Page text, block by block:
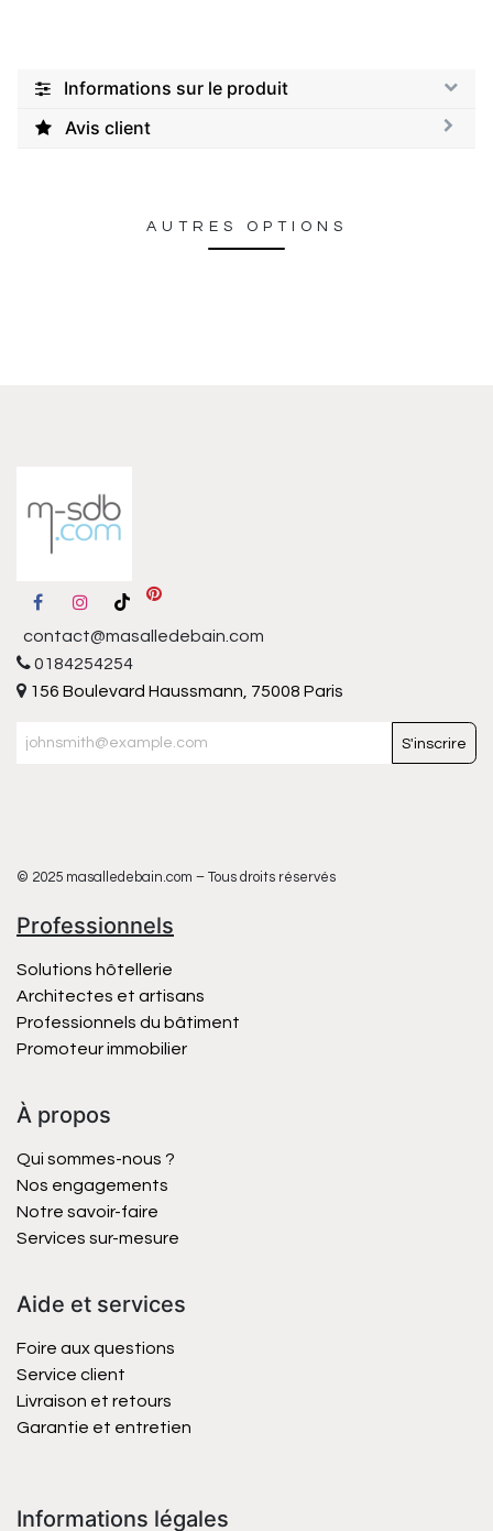
Informations sur le produit
Avis client
AUTRES OPTIONS
contact@masalledebain.com
0184254254
156 Boulevard Haussmann, 75008 Paris
S'inscrire
© 2025 masalledebain.com – Tous droits réservés
Professionnels
Solutions hôtellerie
Architectes et artisans
Professionnels du bâtiment
Promoteur immobilier
À propos
Qui sommes-nous ?
Nos engagements
Notre savoir-faire
Services sur-mesure
Aide et services
Foire aux questions
Service client
Livraison et retours
Garantie et entretien
Informations légales